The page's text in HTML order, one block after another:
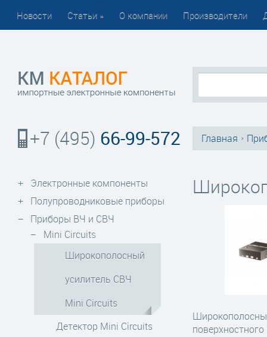
Новости Статьи » О компании Производители
+7 (495) 66-99-572
Электронные компоненты
Полупроводниковые приборы
Приборы ВЧ и СВЧ
Mini Circuits
Широкополосный
усилитель СВЧ
Mini Circuits
Детектор Mini Circuits
Главная ›